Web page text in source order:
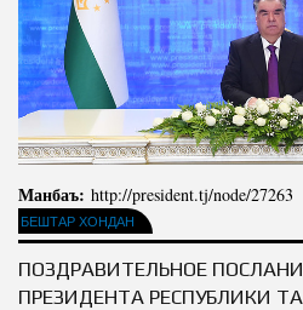
Салоҳият
Тарҷумаи ҳол
Китобҳо
Мақолаҳо
Хадамоти матбуот
ПРЕЗИДЕНТИ ҶУМҲУРИИ
Сохтори Институт
Роҳбарон ва кормандон
Таърихи роҳбарон
Манбаъ: http://president.tj/node/27263
БЕШТАР ХОНДАН
ПОЗДРАВИТЕЛЬНОЕ
ПРЕЗИДЕНТА РЕСПУБЛИКИ